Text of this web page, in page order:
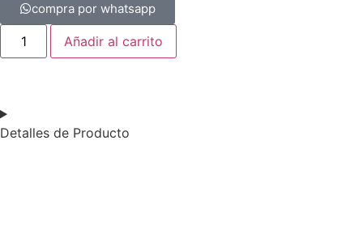
compra por whatsapp
Añadir al carrito
Detalles de Producto